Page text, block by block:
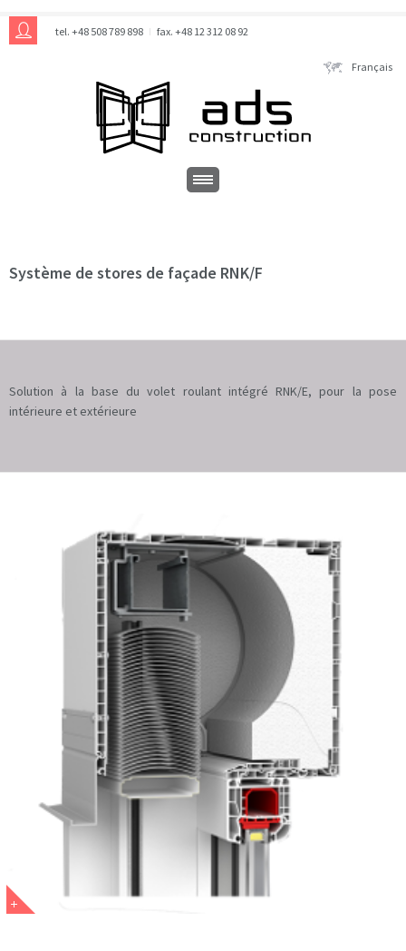
tel. +48 508 789 898 fax. +48 12 312 08 92
Français
Système de stores de façade RNK/F
Solution à la base du volet roulant intégré RNK/E, pour la pose
intérieure et extérieure